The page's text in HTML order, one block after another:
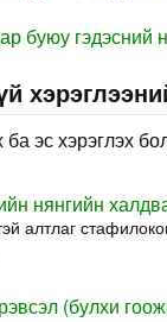
буюу гэдэсний
ба эс хэрэглэх
нянгийн
алтлаг
(булхи